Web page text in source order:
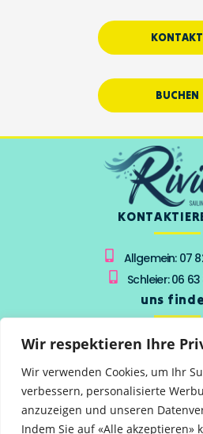
Wir respektieren Ihre
Wir verwenden Cookies, um Ihr
verbessern, personalisierte
anzuzeigen und unseren
Indem Sie auf «Alle akzeptieren»
KONTAKT
BUCHEN
Allgemein: 07
Schleier: 06
uns
Strand von
vom 15. Juni bis
Von 9 bis
FOLGE